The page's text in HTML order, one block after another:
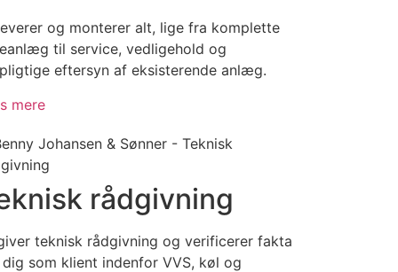
og monterer alt, lige fra komplette
til service, vedligehold og
eftersyn af eksisterende anlæg.
mere
rådgivning
teknisk rådgivning og verificerer fakta
som klient indenfor VVS, køl og